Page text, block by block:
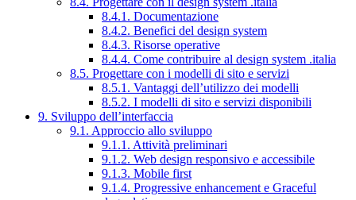
8.4.1. Documentazione
8.4.2. Benefici del design system
8.4.3. Risorse operative
8.4.4. Come contribuire al design system .italia
8.5. Progettare con i modelli di sito e servizi
8.5.1. Vantaggi dell’utilizzo dei modelli
8.5.2. I modelli di sito e servizi disponibili
9. Sviluppo dell’interfaccia
9.1. Approccio allo sviluppo
9.1.1. Attività preliminari
9.1.2. Web design responsivo e accessibile
9.1.3. Mobile first
9.1.4. Progressive enhancement e Graceful